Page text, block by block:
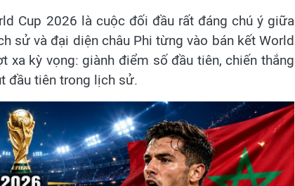
Cup 2026 là cuộc đối đầu rất đáng chú ý giữa
sử và đại diện châu Phi từng vào bán kết World
xa kỳ vọng: giành điểm số đầu tiên, chiến thắng
đầu tiên trong lịch sử.